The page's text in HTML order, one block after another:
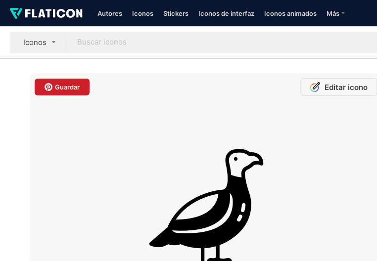
Autores Iconos Stickers Iconos de interfaz Iconos animados Más
Iconos
Guardar Editar icono